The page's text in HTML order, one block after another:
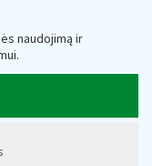
naudojimą ir